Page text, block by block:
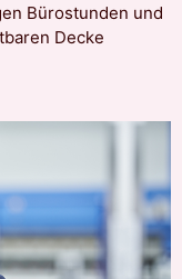
Bürostunden und
Decke